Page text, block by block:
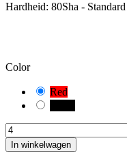
Hardheid: 80Sha - Standard
Color
Red
In winkelwagen